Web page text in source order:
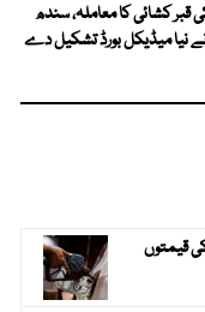
قبر کشائی کا معاملہ، سندھ
نیا میڈیکل بورڈ تشکیل دے
قیمتوں